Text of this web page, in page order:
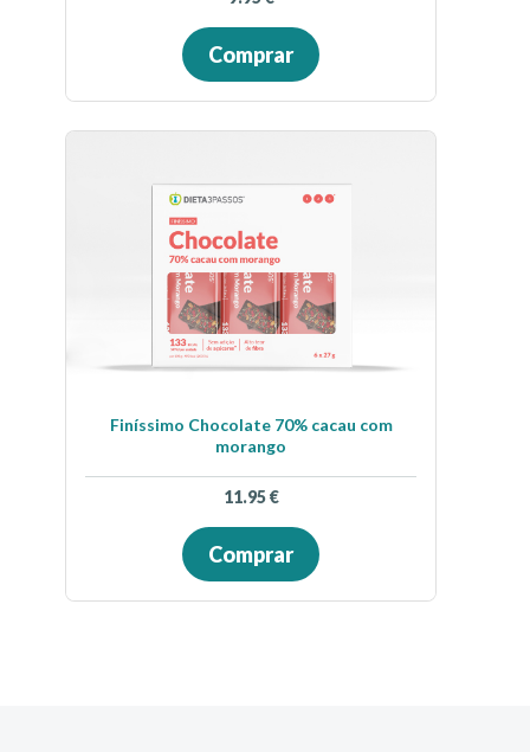
Comprar
Finíssimo Chocolate 70% cacau com
morango
11.95€
Comprar